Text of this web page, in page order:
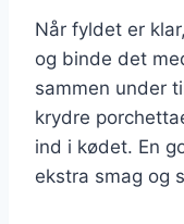
Når fyldet er
og binde det
sammen under
krydre
ind i kødet. En
ekstra smag og